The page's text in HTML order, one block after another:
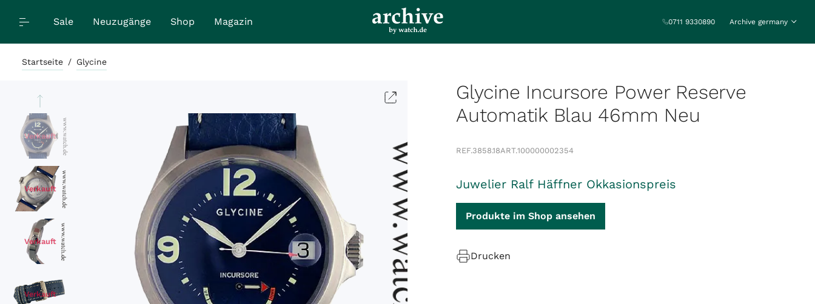
Sale Neuzugänge Shop Magazin 0711 9330890 Archive germany
Startseite / Glycine
Glycine Incursore Power Reserve
Automatik Blau 46mm Neu
Verkauft
Verkauft
Verkauft
Verkauft
REF.3858.18ART.100000002354
Juwelier Ralf Häffner Okkasionspreis
Produkte im Shop ansehen
Drucken